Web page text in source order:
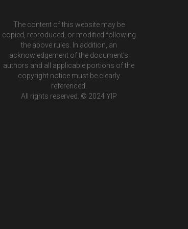
The content of this website may be
copied, reproduced, or modified following
the above rules. In addition, an
acknowledgement of the document’s
authors and all applicable portions of the
copyright notice must be clearly
referenced.
All rights reserved. © 2024 YIP